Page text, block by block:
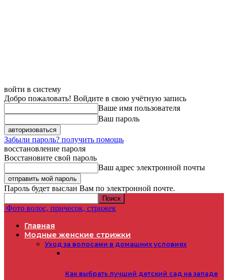
войти в систему
Добро пожаловать! Войдите в свою учётную запись
Ваше имя пользователя
Ваш пароль
Забыли пароль? получить помощь
восстановление пароля
Восстановите свой пароль
Ваш адрес электронной почты
Пароль будет выслан Вам по электронной почте.
Фото волос, причесок, стрижек
Главная
Модные женские стрижки
Уход за волосами в домашних условиях
Как выбрать лучший детский сад на западе